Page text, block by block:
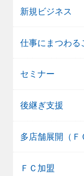
新規ビジネス
仕事にまつわる
セミナー
後継ぎ支援
多店舗展開（Ｆ
ＦＣ加盟